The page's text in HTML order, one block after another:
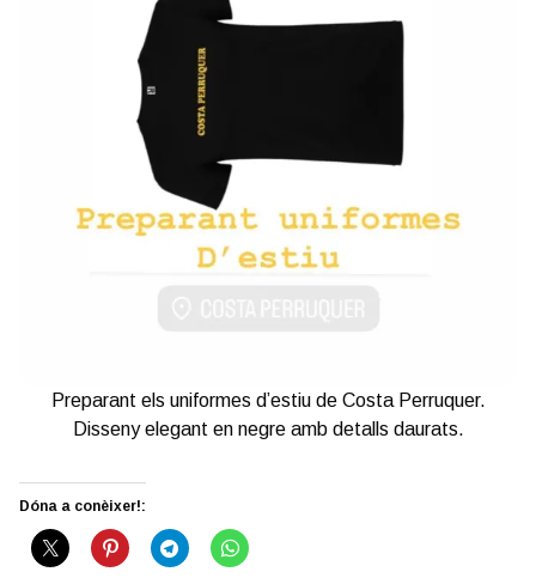
Preparant els uniformes d’estiu de Costa Perruquer.
Disseny elegant en negre amb detalls daurats.
Dóna a conèixer!: